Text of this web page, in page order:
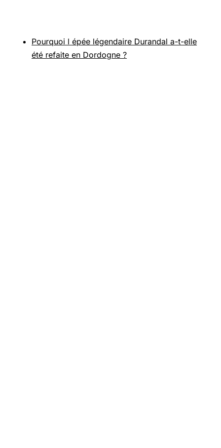
Pourquoi l épée légendaire Durandal a-t-elle
été refaite en Dordogne ?